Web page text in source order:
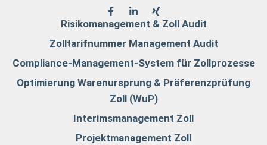
Risikomanagement & Zoll Audit
Zolltarifnummer Management Audit
Compliance-Management-System für Zollprozesse
Optimierung Warenursprung & Präferenzprüfung
Zoll (WuP)
Interimsmanagement Zoll
Projektmanagement Zoll